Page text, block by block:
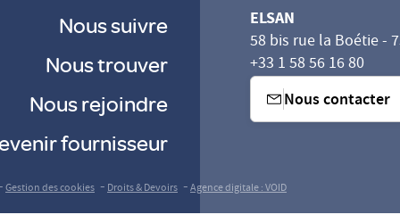
vos Options
paramètres de confidentialité, en garantissant la
Nous suivre
Nous trouver
Nous rejoindre
fournisseur
ELSAN
58 bis rue la Boétie -
+33 1 58 56 16 80
Nous contacter
Gestion des cookies -Droits & Devoirs -Agence digitale : VOID